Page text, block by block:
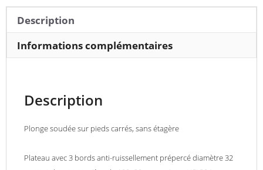
Description
Informations complémentaires
Description
Plonge soudée sur pieds carrés, sans étagère
Plateau avec 3 bords anti-ruissellement prépercé diamètre 32